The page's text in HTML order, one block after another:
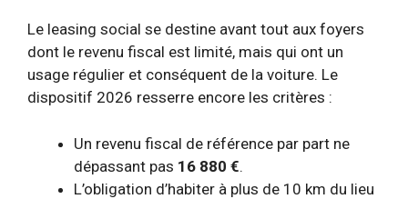
Le leasing social se destine avant tout aux foyers
dont le revenu fiscal est limité, mais qui ont un
usage régulier et conséquent de la voiture. Le
dispositif 2026 resserre encore les critères :
Un revenu fiscal de référence par part ne
dépassant pas 16 880 €.
L’obligation d’habiter à plus de 10 km du lieu